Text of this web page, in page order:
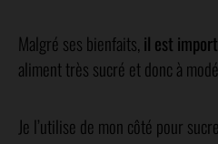
Malgré ses bienfaits, il est
aliment très sucré et donc à
Je l’utilise de mon côté pour